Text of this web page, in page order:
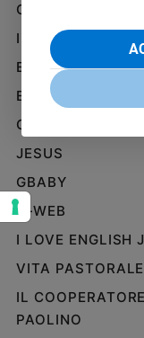
Volontariato
Diritti
Aziende
di
valore
della
settimana
Migranti
Diversità
e
inclusione
Costume
Cultura
e
GAZZETTA D'ALBA
IL GIORNALINO
EDICOLA SAN
EDIZIONI SAN
CREDERE
JESUS
GBABY
G-WEB
I LOVE ENGLISH
VITA PASTORALE
IL COOPERATORE
PAOLINO